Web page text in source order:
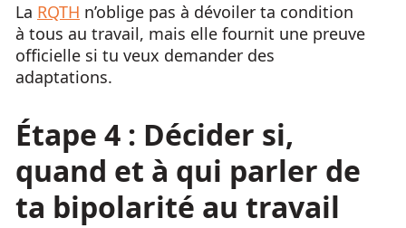
La RQTH n’oblige pas à dévoiler ta condition
à tous au travail, mais elle fournit une preuve
officielle si tu veux demander des
adaptations.
Étape 4 : Décider si,
quand et à qui parler de
ta bipolarité au travail